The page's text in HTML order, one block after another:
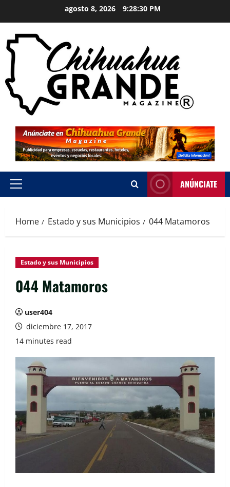
agosto 8, 2026 9:28:32 PM
ANÚNCIATE
Home Estado y sus Municipios 044 Matamoros
Estado y sus Municipios
044 Matamoros
user404
diciembre 17, 2017
14 minutes read